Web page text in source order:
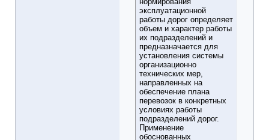
эксплуатационной
работы дорог определяет
объем и характер работы
их подразделений и
предназначается для
установления системы
организационно
технических мер,
направленных на
обеспечение плана
перевозок в конкретных
условиях работы
подразделений дорог.
Применение
обоснованных